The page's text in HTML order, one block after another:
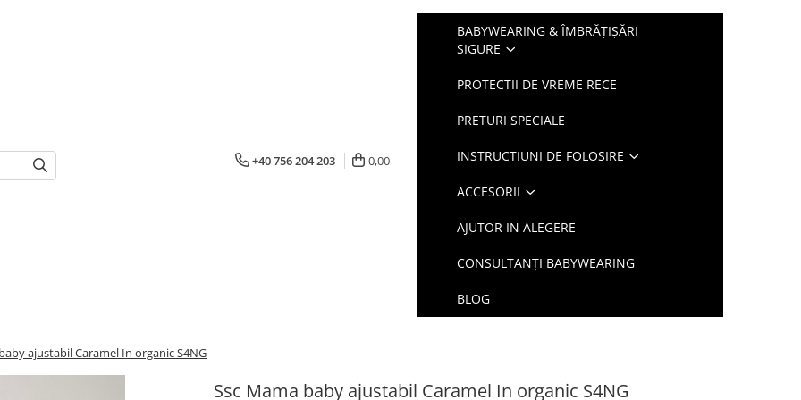
+40 756 204 203 0,00
BABYWEARING & ÎMBRĂȚIȘĂRI
SIGURE
PROTECTII DE VREME RECE
PRETURI SPECIALE
INSTRUCTIUNI DE FOLOSIRE
ACCESORII
AJUTOR IN ALEGERE
CONSULTANȚI BABYWEARING
BLOG
ajustabil Caramel In organic S4NG
Ssc Mama baby ajustabil Caramel In organic S4NG